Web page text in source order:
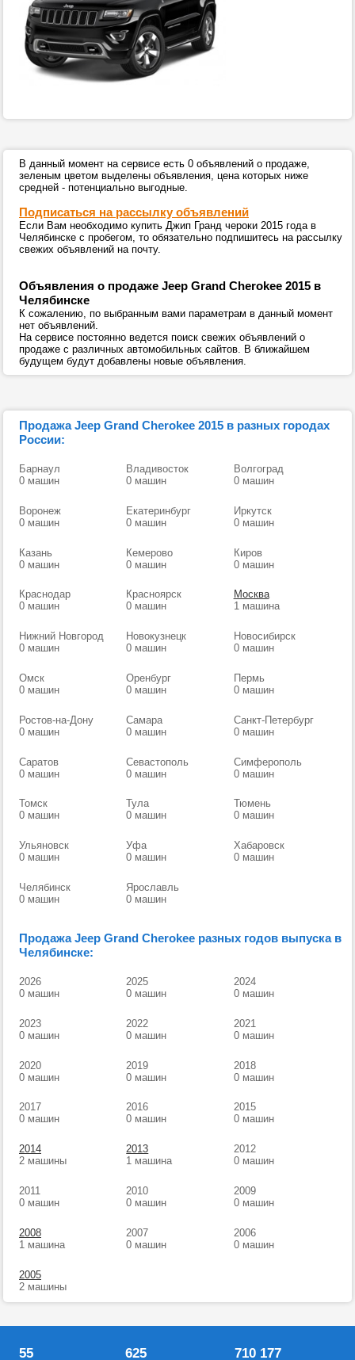
В данный момент на сервисе есть 0 объявлений о продаже,
зеленым цветом выделены объявления, цена которых ниже
средней - потенциально выгодные.
Подписаться на рассылку объявлений
Если Вам необходимо купить Джип Гранд чероки 2015 года в
Челябинске с пробегом, то обязательно подпишитесь на рассылку
свежих объявлений на почту.
Объявления о продаже Jeep Grand Cherokee 2015 в
Челябинске
К сожалению, по выбранным вами параметрам в данный момент
нет объявлений.
На сервисе постоянно ведется поиск свежих объявлений о
продаже с различных автомобильных сайтов. В ближайшем
будущем будут добавлены новые объявления.
Продажа Jeep Grand Cherokee 2015 в разных городах
России:
Барнаул
0 машин
Владивосток
0 машин
Волгоград
0 машин
Воронеж
0 машин
Екатеринбург
0 машин
Иркутск
0 машин
Казань
0 машин
Кемерово
0 машин
Киров
0 машин
Краснодар
0 машин
Красноярск
0 машин
Москва
1 машина
Нижний Новгород
0 машин
Новокузнецк
0 машин
Новосибирск
0 машин
Омск
0 машин
Оренбург
0 машин
Пермь
0 машин
Ростов-на-Дону
0 машин
Самара
0 машин
Санкт-Петербург
0 машин
Саратов
0 машин
Севастополь
0 машин
Симферополь
0 машин
Томск
0 машин
Тула
0 машин
Тюмень
0 машин
Ульяновск
0 машин
Уфа
0 машин
Хабаровск
0 машин
Челябинск
0 машин
Ярославль
0 машин
Продажа Jeep Grand Cherokee разных годов выпуска в
Челябинске:
2026
0 машин
2025
0 машин
2024
0 машин
2023
0 машин
2022
0 машин
2021
0 машин
2020
0 машин
2019
0 машин
2018
0 машин
2017
0 машин
2016
0 машин
2015
0 машин
2014
2 машины
2013
1 машина
2012
0 машин
2011
0 машин
2010
0 машин
2009
0 машин
2008
1 машина
2007
0 машин
2006
0 машин
2005
2 машины
55 625 710 177